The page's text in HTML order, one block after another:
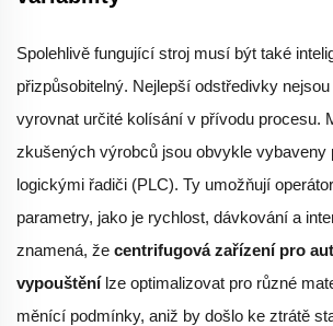
Spolehlivě fungující stroj musí být také
přizpůsobitelný. Nejlepší odstředivky
vyrovnat určité kolísání v přívodu procesu.
zkušených výrobců jsou obvykle vybaveny
logickými řadiči (PLC). Ty umožňují
parametry, jako je rychlost, dávkování a
znamená, že centrifugová zařízení pro
vypouštění lze optimalizovat pro různé
měnící podmínky, aniž by došlo ke ztrátě